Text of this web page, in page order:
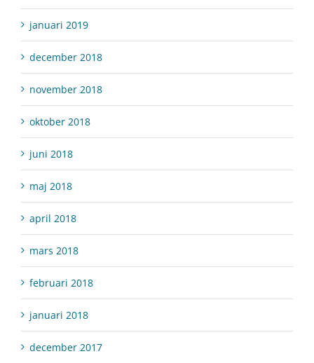
januari 2019
december 2018
november 2018
oktober 2018
juni 2018
maj 2018
april 2018
mars 2018
februari 2018
januari 2018
december 2017